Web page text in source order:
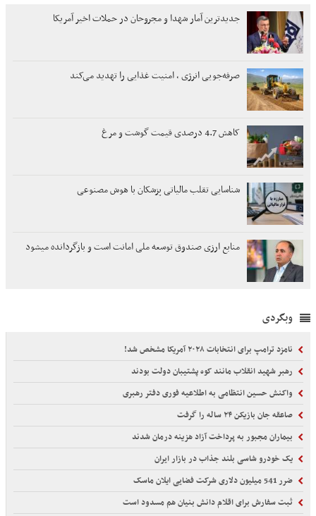
جدیدترین آمار شهدا و مجروحان در حملات اخیر آمریکا
صرفه‌جویی انرژی ، امنیت غذایی را تهدید می‌کند
کاهش 4.7 درصدی قیمت گوشت و مرغ
شناسایی تقلب مالیاتی پزشکان با هوش مصنوعی
منابع ارزی صندوق توسعه ملی امانت است و بازگردانده میشود
وبگردی
نامزد ترامپ برای انتخابات ۲۰۲۸ آمریکا مشخص شد!
رهبر شهید انقلاب مانند کوه پشتیبان دولت بودند
واکنش حسین انتظامی به اطلاعیه فوری دفتر رهبری
صاعقه جان بازیکن ۲۴ ساله را گرفت
بیماران مجبور به پرداخت آزاد هزینه درمان شدند
یک خودرو شاسی بلند جذاب در بازار ایران
ضرر 541 میلیون دلاری شرکت فضایی ایلان ماسک
ثبت سفارش برای اقلام دانش بنیان هم مسدود است